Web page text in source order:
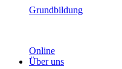
Grundbildung
Online
Über uns